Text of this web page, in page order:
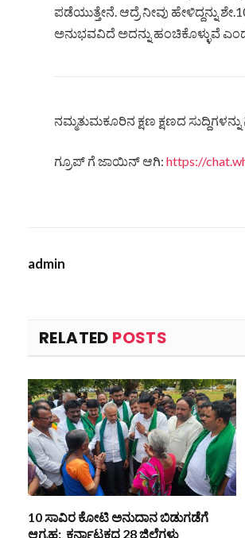
ಪಡೆಯುತ್ತೇನೆ. ಆದ್ರೆ ನೀವು ಹೇಳಿದ್ದನ್ನು
ಅನುಭವವಿದೆ ಅದನ್ನು ಹಂಚಿಕೊಳ್ಳುವೆ
ನಮ್ಮತುಮಕೂರಿನ ಕ್ಷಣ ಕ್ಷಣದ
ಗ್ರೂಪ್ ಗೆ ಜಾಯಿನ್ ಆಗಿ: https://
admin
RELATED POSTS
10 ಸಾವಿರ ಕೋಟಿ ಅನುದಾನ ಬಿಡುಗಡೆಗೆ
ಆಗ್ರಹ: ಕರ್ನಾಟಕದ 28 ಜಿಲ್ಲೆಗಳು